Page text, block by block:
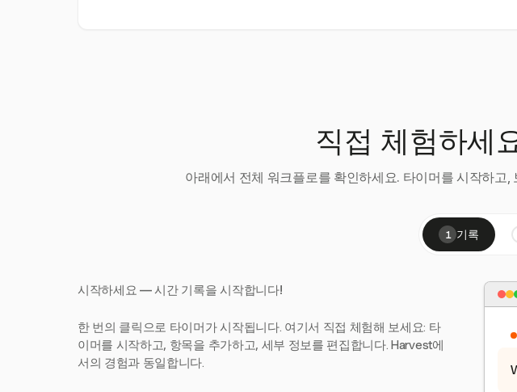
직접 체험하세
아래에서 전체 워크플로를 확인하세요. 타이머를 시작하
1 기록
시작하세요 — 시간 기록을 시작합니다!
한 번의 클릭으로 타이머가 시작됩니다. 여기서 직접 체험해 보세요: 타
이머를 시작하고, 항목을 추가하고, 세부 정보를 편집합니다. Harvest에
서의 경험과 동일합니다.